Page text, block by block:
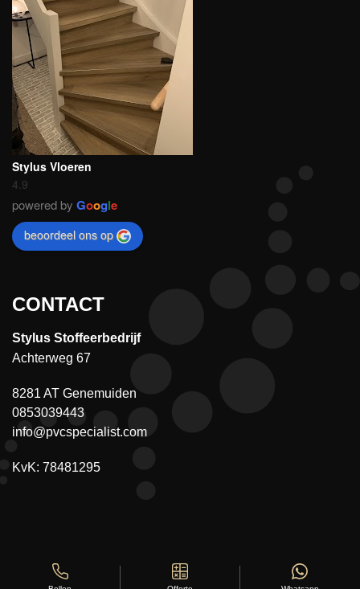
Stylus Vloeren
4.9
powered by Google
beoordeel ons op
CONTACT
Stylus Stoffeerbedrijf
Achterweg 67
8281 AT Genemuiden
0853039443
info@pvcspecialist.com
KvK: 78481295